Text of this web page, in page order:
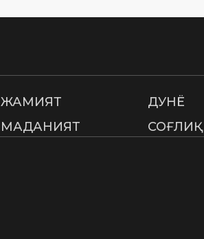
ЖАМИЯТ ДУНË
МАДАНИЯТ СОҒЛИҚ